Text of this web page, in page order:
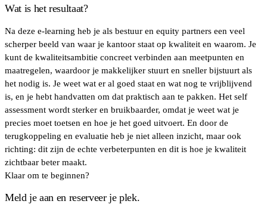
Wat is het resultaat?
Na deze e-learning heb je als bestuur en equity partners een veel
scherper beeld van waar je kantoor staat op kwaliteit en waarom. Je
kunt de kwaliteitsambitie concreet verbinden aan meetpunten en
maatregelen, waardoor je makkelijker stuurt en sneller bijstuurt als
het nodig is. Je weet wat er al goed staat en wat nog te vrijblijvend
is, en je hebt handvatten om dat praktisch aan te pakken. Het self
assessment wordt sterker en bruikbaarder, omdat je weet wat je
precies moet toetsen en hoe je het goed uitvoert. En door de
terugkoppeling en evaluatie heb je niet alleen inzicht, maar ook
richting: dit zijn de echte verbeterpunten en dit is hoe je kwaliteit
zichtbaar beter maakt.
Klaar om te beginnen?
Meld je aan en reserveer je plek.